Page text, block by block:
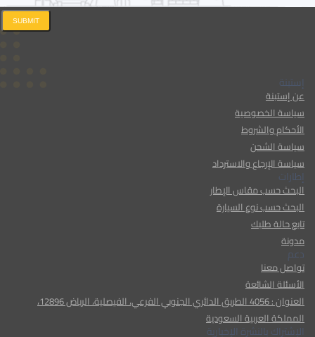
إستبنة
عن إستبنة
سياسة الخصوصية
الأحكام والشروط
سياسة الشحن
سياسة الإرجاع والاسترداد
إطارات
البحث حسب مقاس الإطار
البحث حسب نوع السيارة
تابع حالة طلبك
مدونة
دعم
تواصل معنا
الأسئلة الشائعة
العنوان : 4056 الطريق الدائري الجنوبي الفرعي، الفيصلية، الرياض 12896،
المملكة العربية السعودية
الإشتراك بالنشرة الإخبارية
SUBMIT